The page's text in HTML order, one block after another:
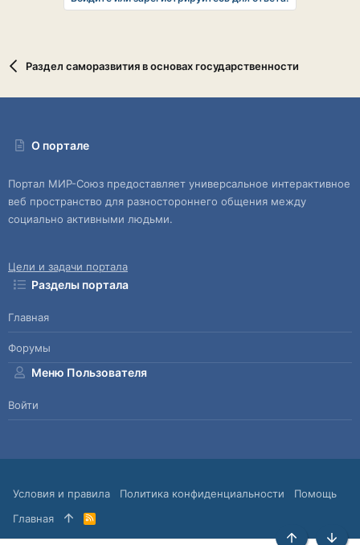
Раздел саморазвития в основах государственности
О портале
Портал МИР-Союз предоставляет универсальное интерактивное
веб пространство для разностороннего общения между
социально активными людьми.
Цели и задачи портала
Разделы портала
Главная
Форумы
Меню Пользователя
Войти
Условия и правила Политика конфиденциальности
Помощь
Главная
R
S
S